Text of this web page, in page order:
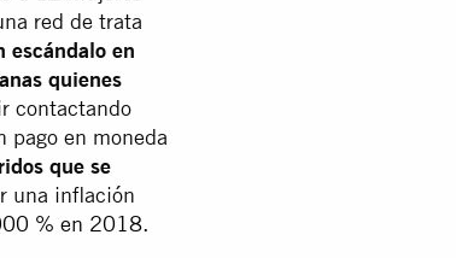
red de trata
escándalo en
quienes
contactando
pago en moneda
que se
una inflación
% en 2018.